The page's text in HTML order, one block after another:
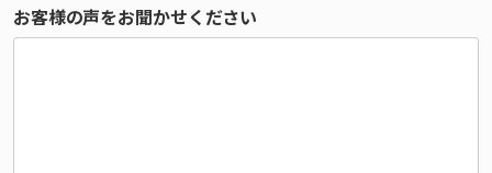
お客様の声をお聞かせください